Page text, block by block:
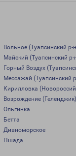
Вольное (Туапсинский р-
Майский (Туапсинский р-
Горный Воздух
Мессажай (Туапсинский
Кирилловка
Возрождение (Геленджик)
Ольгинка
Бетта
Дивноморское
Пшада